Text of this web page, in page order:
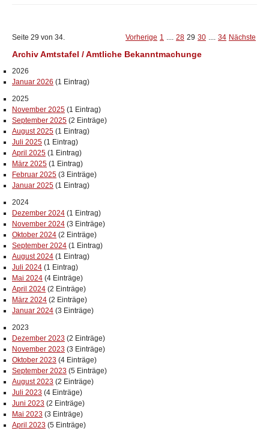
Seite 29 von 34. Vorherige 1 .... 28 29 30 .... 34 Nächste
Archiv Amtstafel / Amtliche Bekanntmachunge
2026
Januar 2026 (1 Eintrag)
2025
November 2025 (1 Eintrag)
September 2025 (2 Einträge)
August 2025 (1 Eintrag)
Juli 2025 (1 Eintrag)
April 2025 (1 Eintrag)
März 2025 (1 Eintrag)
Februar 2025 (3 Einträge)
Januar 2025 (1 Eintrag)
2024
Dezember 2024 (1 Eintrag)
November 2024 (3 Einträge)
Oktober 2024 (2 Einträge)
September 2024 (1 Eintrag)
August 2024 (1 Eintrag)
Juli 2024 (1 Eintrag)
Mai 2024 (4 Einträge)
April 2024 (2 Einträge)
März 2024 (2 Einträge)
Januar 2024 (3 Einträge)
2023
Dezember 2023 (2 Einträge)
November 2023 (3 Einträge)
Oktober 2023 (4 Einträge)
September 2023 (5 Einträge)
August 2023 (2 Einträge)
Juli 2023 (4 Einträge)
Juni 2023 (2 Einträge)
Mai 2023 (3 Einträge)
April 2023 (5 Einträge)